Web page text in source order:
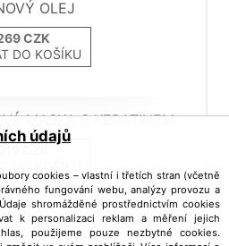
OLEJ
DO KOŠÍKU
MASKA S KERATINEM
OLEJ
údajů
cookies – vlastní i třetích stran (včetně
fungování webu, analýzy provozu a
shromážděné prostřednictvím cookies
k personalizaci reklam a měření jejich
použijeme pouze nezbytné cookies.